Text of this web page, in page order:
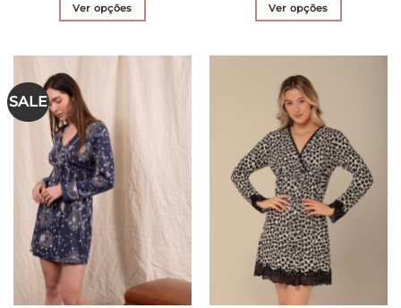
Ver opções
As
opções
podem
ser
escolhidas
página
produto
Ver opções
várias
variantes.
As
opções
podem
ser
escolhidas
na
página
do
produto
SALE